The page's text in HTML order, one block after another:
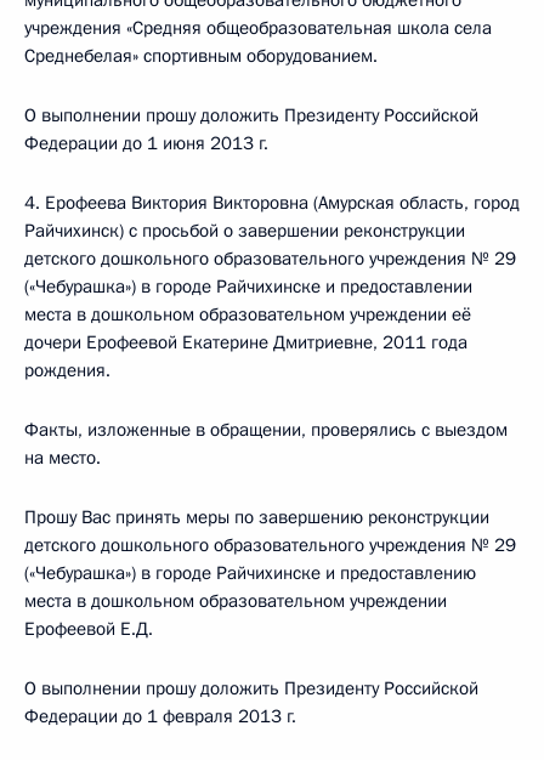
учреждения «Средняя общеобразовательная школа села
Среднебелая» спортивным оборудованием.
О выполнении прошу доложить Президенту Российской
Федерации до 1 июня 2013 г.
4. Ерофеева Виктория Викторовна (Амурская область, город
Райчихинск) с просьбой о завершении реконструкции
детского дошкольного образовательного учреждения № 29
(«Чебурашка») в городе Райчихинске и предоставлении
места в дошкольном образовательном учреждении её
дочери Ерофеевой Екатерине Дмитриевне, 2011 года
рождения.
Факты, изложенные в обращении, проверялись с выездом
на место.
Прошу Вас принять меры по завершению реконструкции
детского дошкольного образовательного учреждения № 29
(«Чебурашка») в городе Райчихинске и предоставлению
места в дошкольном образовательном учреждении
Ерофеевой Е.Д.
О выполнении прошу доложить Президенту Российской
Федерации до 1 февраля 2013 г.